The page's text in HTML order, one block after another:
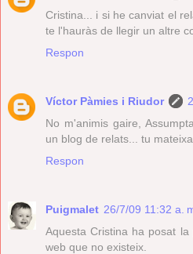
Cristina... i si he canviat el
te l'hauràs de llegir un altre
Respon
Víctor Pàmies i Riudor
No m'animis gaire,
un blog de relats... tu
Respon
Puigmalet 26/7/09 11:32 a.
Aquesta Cristina ha posat
web que no existeix.